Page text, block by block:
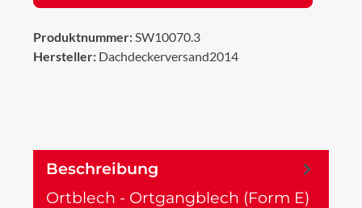
Produktnummer:SW10070.3
Hersteller: Dachdeckerversand2014
Beschreibung
Ortblech - Ortgangblech (Form E)